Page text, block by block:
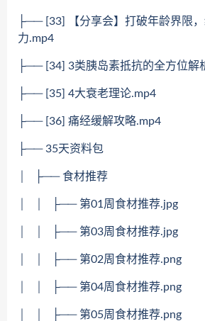
├── [33] 【分享会】打破年龄界限
力.mp4
├── [34] 3类胰岛素抵抗的全方位解
├── [35] 4大衰老理论.mp4
├── [36] 痛经缓解攻略.mp4
├── 35天资料包
│ ├── 食材推荐
│ │ ├── 第01周食材推荐.jpg
│ │ ├── 第03周食材推荐.jpg
│ │ ├── 第02周食材推荐.png
│ │ ├── 第04周食材推荐.png
│ │ ├── 第05周食材推荐.png